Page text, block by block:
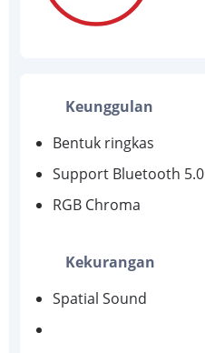
Keunggulan
Bentuk ringkas
Support Bluetooth 5.0
RGB Chroma
Kekurangan
Spatial Sound